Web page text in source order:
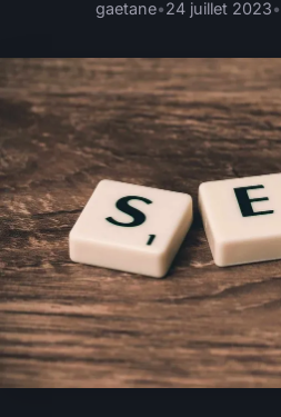
gaetane•24 juillet 2023•